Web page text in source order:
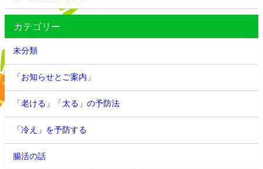
カテゴリー
未分類
「お知らせとご案内」
「老ける」「太る」の予防法
「冷え」を予防する
腸活の話